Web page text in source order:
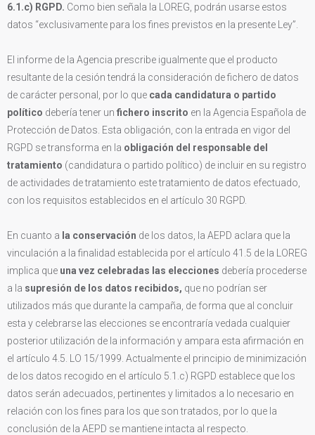
6.1.c) RGPD. Como bien señala la LOREG, podrán usarse estos
datos “exclusivamente para los fines previstos en la presente Ley”.
El informe de la Agencia prescribe igualmente que el producto
resultante de la cesión tendrá la consideración de fichero de datos
de carácter personal, por lo que cada candidatura o partido
político debería tener un fichero inscrito en la Agencia Española de
Protección de Datos. Esta obligación, con la entrada en vigor del
RGPD se transforma en la obligación del responsable del
tratamiento (candidatura o partido político) de incluir en su registro
de actividades de tratamiento este tratamiento de datos efectuado,
con los requisitos establecidos en el artículo 30 RGPD.
En cuanto a la conservación de los datos, la AEPD aclara que la
vinculación a la finalidad establecida por el artículo 41.5 de la LOREG
implica que una vez celebradas las elecciones debería procederse
a la supresión de los datos recibidos, que no podrían ser
utilizados más que durante la campaña, de forma que al concluir
esta y celebrarse las elecciones se encontraría vedada cualquier
posterior utilización de la información y ampara esta afirmación en
el artículo 4.5. LO 15/1999. Actualmente el principio de minimización
de los datos recogido en el artículo 5.1.c) RGPD establece que los
datos serán adecuados, pertinentes y limitados a lo necesario en
relación con los fines para los que son tratados, por lo que la
conclusión de la AEPD se mantiene intacta al respecto.